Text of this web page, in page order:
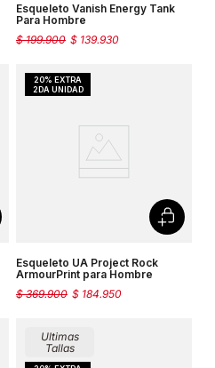
Esqueleto Vanish Energy Tank
Para Hombre
$ 139.930
$ 199.900
Esqueleto UA Project Rock
ArmourPrint para Hombre
$ 184.950
$ 369.900
Ultimas
Tallas